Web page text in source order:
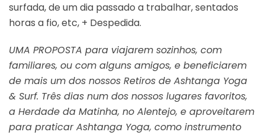
surfada, de um dia passado a trabalhar, sentados
horas a fio, etc, + Despedida.
UMA PROPOSTA para viajarem sozinhos, com
familiares, ou com alguns amigos, e beneficiarem
de mais um dos nossos Retiros de Ashtanga Yoga
& Surf. Três dias num dos nossos lugares favoritos,
a Herdade da Matinha, no Alentejo, e aproveitarem
para praticar Ashtanga Yoga, como instrumento